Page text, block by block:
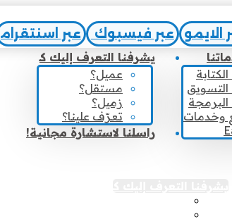
الايمو عبر فيسبوك عبر اسنتقرام
وخدمات
يشرفنا التعرف إليك كـ
عميل؟
مستقل؟
زميل؟
تعرّف علينا؟
راسلنا لاستشارة مجانية!